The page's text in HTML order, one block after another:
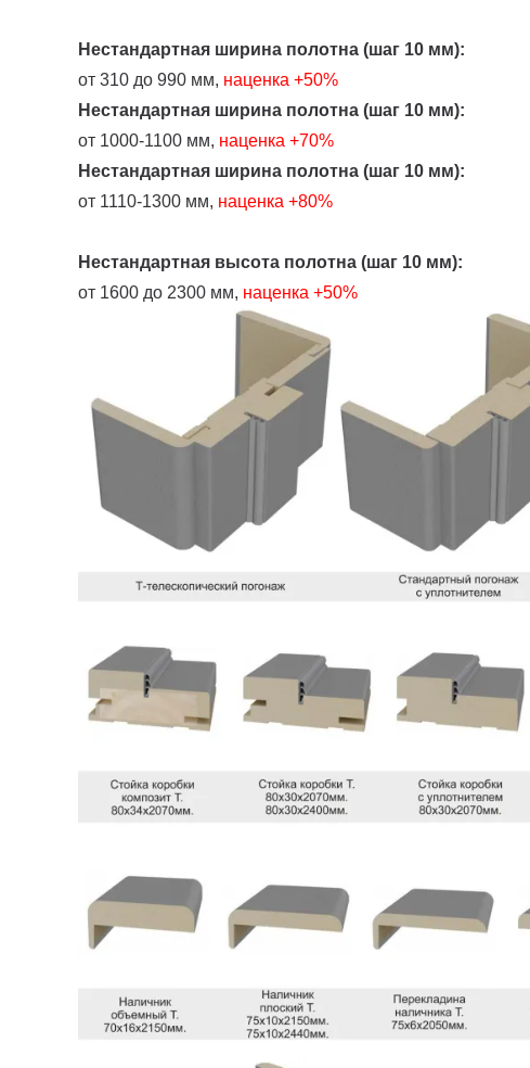
Нестандартная ширина полотна (шаг 10 мм):
от 310 до 990 мм, наценка +50%
Нестандартная ширина полотна (шаг 10 мм):
от 1000-1100 мм, наценка +70%
Нестандартная ширина полотна (шаг 10 мм):
от 1110-1300 мм, наценка +80%
Нестандартная высота полотна (шаг 10 мм):
от 1600 до 2300 мм, наценка +50%